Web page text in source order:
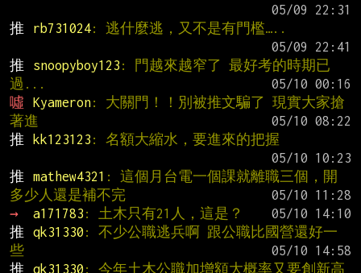
推
rb731024: 逃什麼逃，又不是有門檻…..
推
snoopyboy123 : 門越來越窄了 最好考的時期已
過...
噓
Kyameron: 大關門！！別被推文騙了 現實大家搶
著進
推
kk123123 : 名額大縮水，要進來的把握
推
mathew4321 : 這個月台電一個課就離職三個，開
多少人還是補不完
→
a171783 : 土木只有21人，這是？
推
qk31330 : 不少公職逃兵啊 跟公職比國營還好一
些
推
qk31330 : 今年土木公職加增額大概率又要創新高